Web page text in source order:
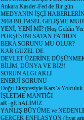
Ankara Kasder-Fed de Bir gün
MEDYANIN İŞÇİ
2018 BİLİMSEL GELİŞME
YENİ, YENİ Mİ? (Hoş Geldin
PORŞESİNİ SATAN PATRON
BEKA SORUNU MU OLUR?
KAR GÜZEL DE
DEVLET ÜZERİNE
BİLİM, DÜNYA VE BİZ!!
SORUN ALGI AKLI
ENERJİ SORUNU
Doğu Ekspresiyle Kars’a Yolculuk
İŞLETME MANTIĞI
aR -gE hALİMİZ
YANLIŞ BÜYÜME ve
GERÇEK ENFLASYON (fiyat